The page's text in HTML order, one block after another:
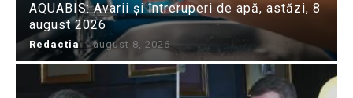
AQUABIS: Avarii și întreruperi de apă, astăzi, 8
august 2026
Redactia - august 8, 2026